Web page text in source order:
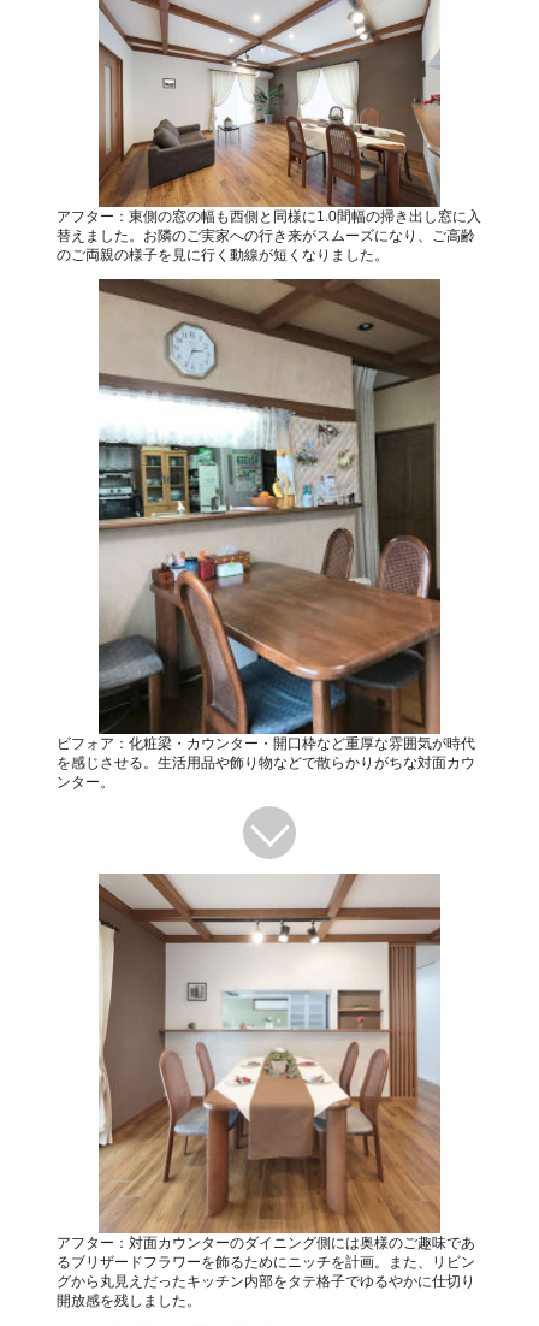
アフター：東側の窓の幅も西側と同様に1.0間幅の掃き出し窓に入
替えました。お隣のご実家への行き来がスムーズになり、ご高齢
のご両親の様子を見に行く動線が短くなりました。
ビフォア：化粧梁・カウンター・開口枠など重厚な雰囲気が時代
を感じさせる。生活用品や飾り物などで散らかりがちな対面カウ
ンター。
アフター：対面カウンターのダイニング側には奥様のご趣味であ
るブリザードフラワーを飾るためにニッチを計画。また、リビン
グから丸見えだったキッチン内部をタテ格子でゆるやかに仕切り
開放感を残しました。